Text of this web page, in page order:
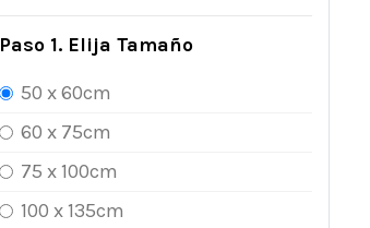
Paso 1. Elija Tamaño
50 x 60cm
60 x 75cm
75 x 100cm
100 x 135cm